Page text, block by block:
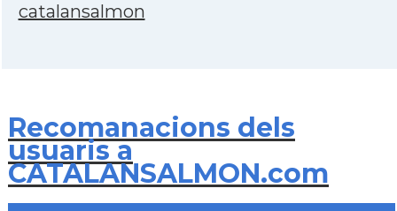
catalansalmon
Recomanacions dels
usuaris a
CATALANSALMON.com